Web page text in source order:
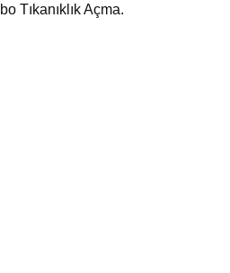
Tıkanıklık Açma.